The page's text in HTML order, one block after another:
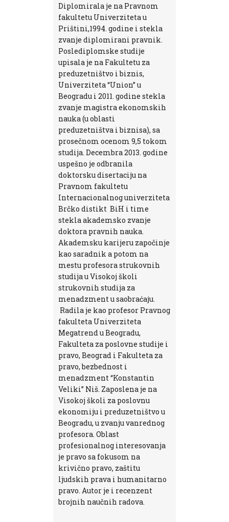
Diplomirala je na Pravnom
fakultetu Univerziteta u
Prištini,1994. godine i stekla
zvanje diplomirani pravnik.
Poslediplomske studije
upisala je na Fakultetu za
preduzetništvo i biznis,
Univerziteta “Union” u
Beogradu i 2011. godine stekla
zvanje magistra ekonomskih
nauka (u oblasti
preduzetništva i biznisa), sa
prosečnom ocenom 9,5 tokom
studija. Decembra 2013. godine
uspešno je odbranila
doktorsku disertaciju na
Pravnom fakultetu
Internacionalnog univerziteta
Brčko distikt BiH i time
stekla akademsko zvanje
doktora pravnih nauka.
Akademsku karijeru započinje
kao saradnik a potom na
mestu profesora strukovnih
studija u Visokoj školi
strukovnih studija za
menadzment u saobraćaju.
Radila je kao profesor Pravnog
fakulteta Univerziteta
Megatrend u Beogradu,
Fakulteta za poslovne studije i
pravo, Beograd i Fakulteta za
pravo, bezbednost i
menadzment “Konstantin
Veliki” Niš. Zaposlena je na
Visokoj školi za poslovnu
ekonomiju i preduzetništvo u
Beogradu, u zvanju vanrednog
profesora. Oblast
profesionalnog interesovanja
je pravo sa fokusom na
krivično pravo, zaštitu
ljudskih prava i humanitarno
pravo. Autor je i recenzent
brojnih naučnih radova.